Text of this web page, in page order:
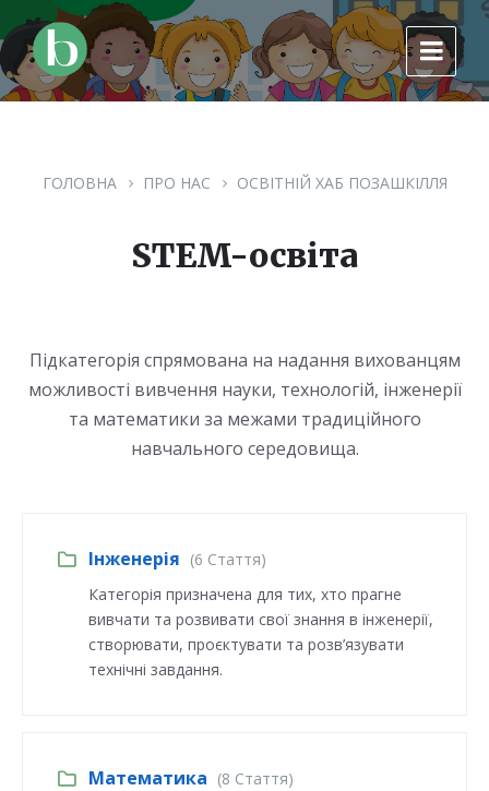
to
content
to
main
navigation
to
footer
ГОЛОВНА ПРО НАС ОСВІТНІЙ ХАБ ПОЗАШКІЛЛЯ
STEM-освіта
Підкатегорія спрямована на надання вихованцям
можливості вивчення науки, технологій, інженерії
та математики за межами традиційного
навчального середовища.
Інженерія (6 Стаття)
Категорія призначена для тих, хто прагне
вивчати та розвивати свої знання в інженерії,
створювати, проєктувати та розв’язувати
технічні завдання.
Математика (8 Стаття)